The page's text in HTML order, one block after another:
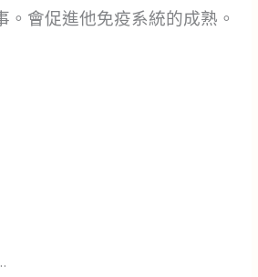
。會促進他免疫系統的成熟。